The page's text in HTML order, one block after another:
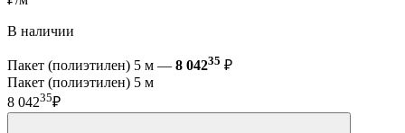
В наличии
Пакет (полиэтилен) 5 м — 8 04235 ₽
Пакет (полиэтилен) 5 м
8 04235₽